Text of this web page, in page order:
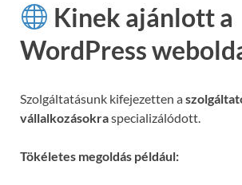
Kinek ajánlott a
WordPress
Szolgáltatásunk kifejezetten a
vállalkozásokraspecializálódott.
Tökéletes megoldás például: